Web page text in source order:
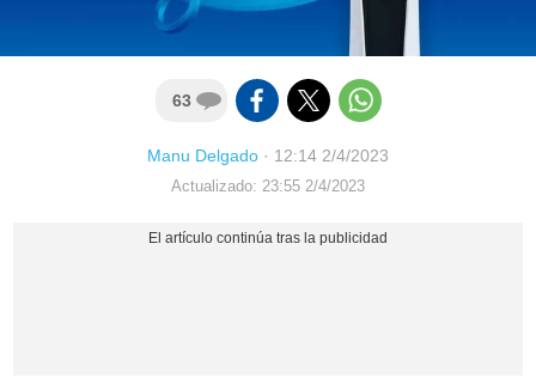
63
Manu Delgado · 12:14 2/4/2023
Actualizado: 23:55 2/4/2023